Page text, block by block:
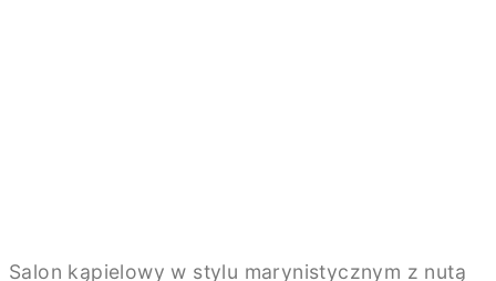
Salon kąpielowy w stylu marynistycznym z nutą